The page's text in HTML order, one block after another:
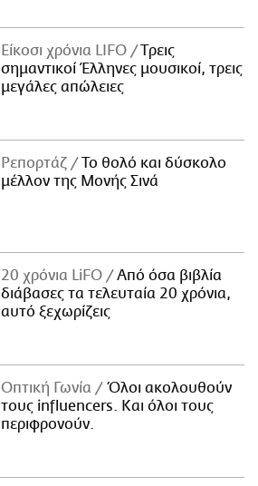
Είκοσι χρόνια LIFO
Tρεις
σημαντικοί Έλληνες μουσικοί, τρεις
μεγάλες απώλειες
Ρεπορτάζ
Το θολό και δύσκολο
μέλλον της Μονής Σινά
20 χρόνια LiFO
Από όσα βιβλία
διάβασες τα τελευταία 20 χρόνια,
αυτό ξεχωρίζεις
Οπτική Γωνία
Όλοι ακολουθούν
τους influencers. Και όλοι τους
περιφρονούν.